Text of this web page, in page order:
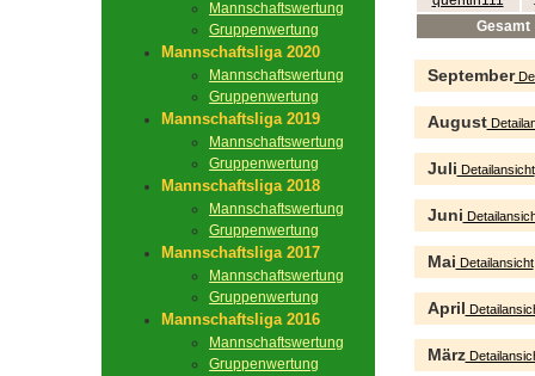
Mannschaftswertung
Gruppenwertung
Mannschaftsliga 2020
Mannschaftswertung
Gruppenwertung
Mannschaftsliga 2019
Mannschaftswertung
Gruppenwertung
Mannschaftsliga 2018
Mannschaftswertung
Gruppenwertung
Mannschaftsliga 2017
Mannschaftswertung
Gruppenwertung
Mannschaftsliga 2016
Mannschaftswertung
Gruppenwertung
Gesamt
September
August
Juli Detailansicht
Juni
Mai Detailansicht
April
März